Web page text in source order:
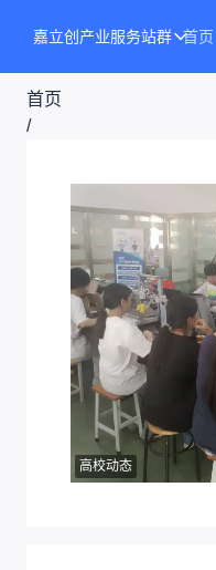
嘉立创产业服务站群 首页
首页
/
文章详情
高校动态